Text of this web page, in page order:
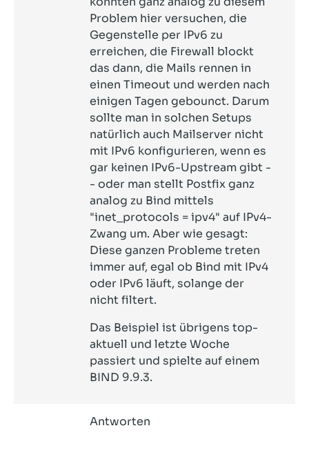
Problem hier versuchen, die
Gegenstelle per IPv6 zu
erreichen, die Firewall blockt
das dann, die Mails rennen in
einen Timeout und werden nach
einigen Tagen gebounct. Darum
sollte man in solchen Setups
natürlich auch Mailserver nicht
mit IPv6 konfigurieren, wenn es
gar keinen IPv6-Upstream gibt -
- oder man stellt Postfix ganz
analog zu Bind mittels
"inet_protocols = ipv4" auf IPv4-
Zwang um. Aber wie gesagt:
Diese ganzen Probleme treten
immer auf, egal ob Bind mit IPv4
oder IPv6 läuft, solange der
nicht filtert.
Das Beispiel ist übrigens top-
aktuell und letzte Woche
passiert und spielte auf einem
BIND 9.9.3.
Antworten